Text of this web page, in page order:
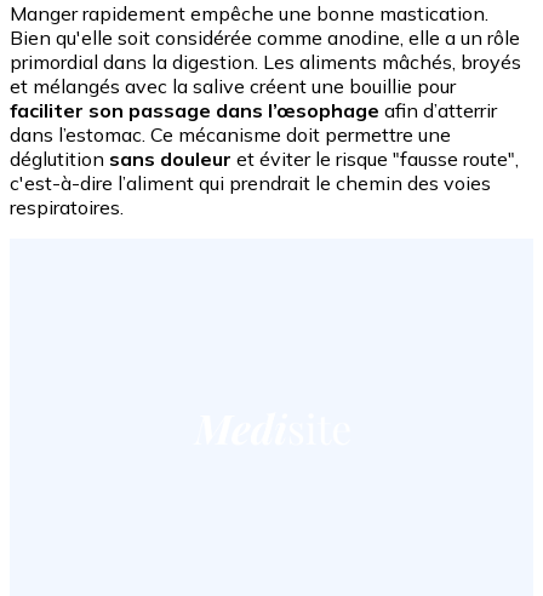
Manger rapidement empêche une bonne mastication.
Bien qu'elle soit considérée comme anodine, elle a un rôle
primordial dans la digestion. Les aliments mâchés, broyés
et mélangés avec la salive créent une bouillie pour
faciliter son passage dans l’œsophage afin d’atterrir
dans l’estomac. Ce mécanisme doit permettre une
déglutition sans douleur et éviter le risque "fausse route",
c'est-à-dire l’aliment qui prendrait le chemin des voies
respiratoires.